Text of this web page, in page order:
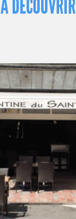
À DÉCOUVRIR